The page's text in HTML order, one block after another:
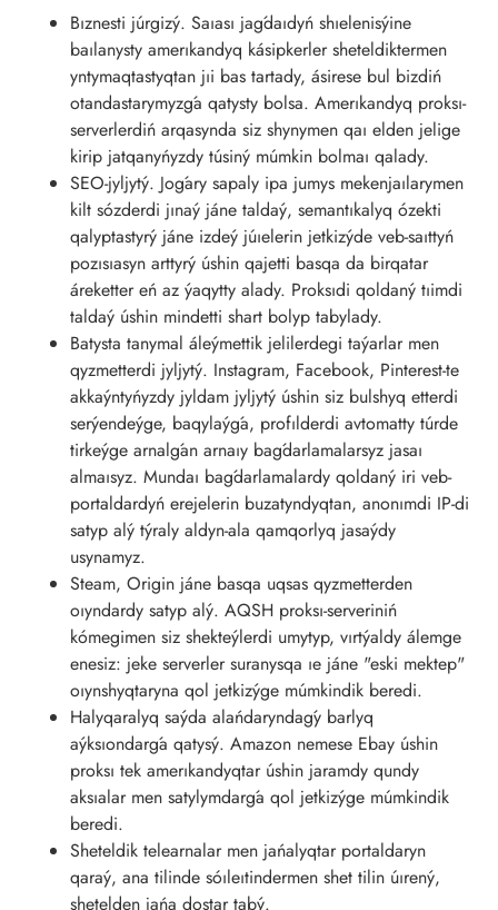
Bıznesti júrgizý. Saıası jaǵdaıdyń shıelenisýine
baılanysty amerıkandyq kásipkerler sheteldiktermen
yntymaqtastyqtan jıi bas tartady, ásirese bul bizdiń
otandastarymyzǵa qatysty bolsa. Amerıkandyq proksı-
serverlerdiń arqasynda siz shynymen qaı elden jelige
kirip jatqanyńyzdy túsiný múmkin bolmaı qalady.
SEO-jyljytý. Joǵary sapaly ipa jumys mekenjaılarymen
kilt sózderdi jınaý jáne taldaý, semantıkalyq ózekti
qalyptastyrý jáne izdeý júıelerin jetkizýde veb-saıttyń
pozısıasyn arttyrý úshin qajetti basqa da birqatar
áreketter eń az ýaqytty alady. Proksıdi qoldaný tıimdi
taldaý úshin mindetti shart bolyp tabylady.
Batysta tanymal áleýmettik jelilerdegi taýarlar men
qyzmetterdi jyljytý. Instagram, Facebook, Pinterest-te
akkaýntyńyzdy jyldam jyljytý úshin siz bulshyq etterdi
serýendeýge, baqylaýǵa, profılderdi avtomatty túrde
tirkeýge arnalǵan arnaıy baǵdarlamalarsyz jasaı
almaısyz. Mundaı baǵdarlamalardy qoldaný iri veb-
portaldardyń erejelerin buzatyndyqtan, anonımdi IP-di
satyp alý týraly aldyn-ala qamqorlyq jasaýdy
usynamyz.
Steam, Origin jáne basqa uqsas qyzmetterden
oıyndardy satyp alý. AQSH proksı-serveriniń
kómegimen siz shekteýlerdi umytyp, vırtýaldy álemge
enesiz: jeke serverler suranysqa ıe jáne "eski mektep"
oıynshyqtaryna qol jetkizýge múmkindik beredi.
Halyqaralyq saýda alańdaryndaǵy barlyq
aýksıondarǵa qatysý. Amazon nemese Ebay úshin
proksı tek amerıkandyqtar úshin jaramdy qundy
aksıalar men satylymdarǵa qol jetkizýge múmkindik
beredi.
Sheteldik telearnalar men jańalyqtar portaldaryn
qaraý, ana tilinde sóıleıtindermen shet tilin úırený,
shetelden jańa dostar tabý.